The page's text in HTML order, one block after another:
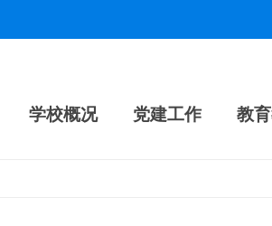
学校概况 党建工作 教